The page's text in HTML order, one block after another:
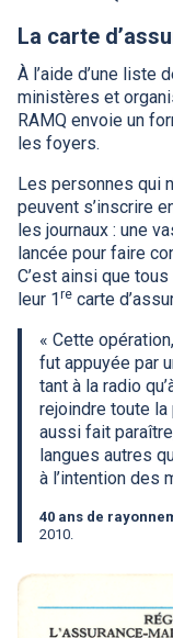
La carte
À l’aide d’une liste
ministères et
RAMQ envoie un
les foyers.
Les personnes qui
peuvent s’inscrire
les journaux : une
lancée pour faire
C’est ainsi que
leur 1re carte
« Cette
fut appuyée par
tant à la radio
rejoindre toute
aussi fait
langues autres
à l’intention des
40 ans de
2010.